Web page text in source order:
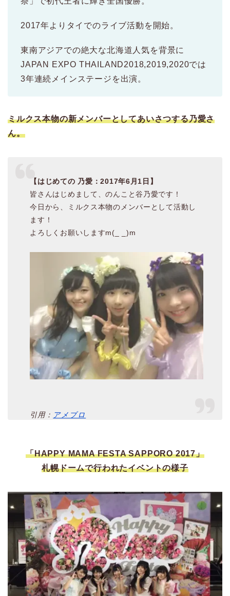
2017年よりタイでのライブ活動を開始。
東南アジアでの絶大な北海道人気を背景に
JAPAN EXPO THAILAND2018,2019,2020では
3年連続メインステージを出演。
ミルクス本物の新メンバーとしてあいさつする乃愛さ
ん。
【はじめての 乃愛：2017年6月1日】
皆さんはじめまして、のんこと谷乃愛です！
今日から、ミルクス本物のメンバーとして活動し
ます！
よろしくお願いしますm(_ _)m
引用： アメブロ
「HAPPY MAMA FESTA SAPPORO 2017」
札幌ドームで行われたイベントの様子